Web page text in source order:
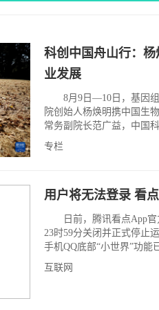
科创中国舟山行：
业发展
8月9日—10日，基因组
院创始人杨焕明携中国生
常务副院长范广益，中国
专栏
用户将无法登录 看
日前，腾讯看点App官
23时59分关闭并正式停止
手机QQ底部“小世界”功能
互联网